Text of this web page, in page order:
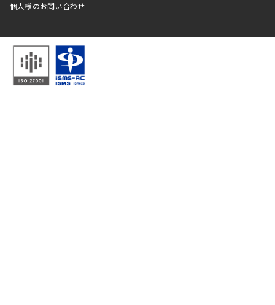
個人様のお問い合わせ